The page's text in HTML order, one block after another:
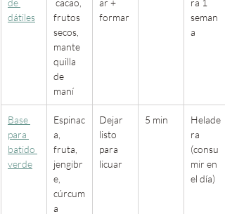
de
dátiles
cacao,
frutos
secos,
mante
quilla
de
maní
ar +
formar
ra 1
seman
a
Base
para
batido
verde
Espinac
a,
fruta,
jengibr
e,
cúrcum
a
Dejar
listo
para
licuar
5 min
Helade
ra
(consu
mir en
el día)